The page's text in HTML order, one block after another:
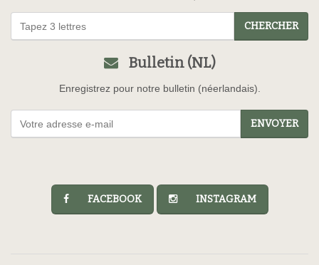
CHERCHER
Bulletin (NL)
Enregistrez pour notre bulletin (néerlandais).
ENVOYER
FACEBOOK INSTAGRAM